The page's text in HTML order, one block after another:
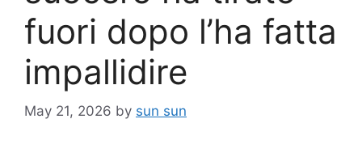
fuori dopo l’ha fatta
impallidire
May 21, 2026 by sun sun